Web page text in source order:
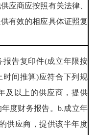
应商应按照有关法律、
有效的相应具体证照复
告复印件(成立年限按
时间推算)应符合下列规
及以上的供应商，提供
度财务报告。b.成立年
供应商，提供该半年度